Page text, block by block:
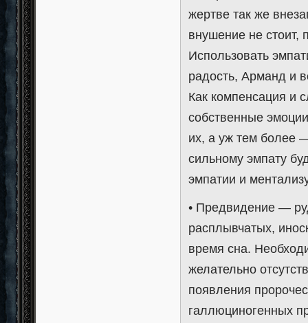
жертве так же
внушение не стоит,
Использовать
радость, Арманд и
Как компенсация и
собственные
их, а уж тем более
сильному эмпату
эмпатии и
• Предвидение —
расплывчатых,
время сна.
желательно
появления
галлюциногенных